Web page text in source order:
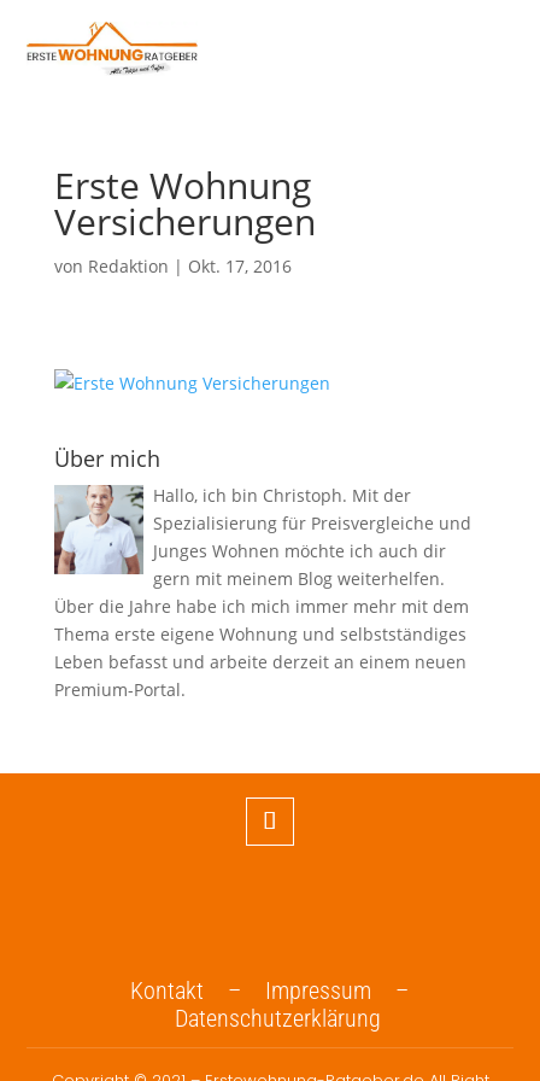
Erste Wohnung
Versicherungen
von Redaktion | Okt. 17, 2016
Über mich
Hallo, ich bin Christoph. Mit der
Spezialisierung für Preisvergleiche und
Junges Wohnen möchte ich auch dir
gern mit meinem Blog weiterhelfen.
Über die Jahre habe ich mich immer mehr mit dem
Thema erste eigene Wohnung und selbstständiges
Leben befasst und arbeite derzeit an einem neuen
Premium-Portal.
Kontakt – Impressum –
Datenschutzerklärung